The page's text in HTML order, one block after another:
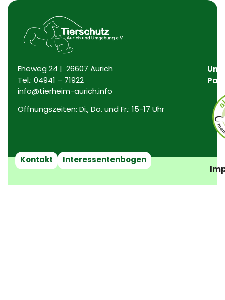
Eheweg 24 | 26607 Aurich
Tel.: 04941 – 71922
info@tierheim-aurich.info
Öffnungszeiten: Di., Do. und Fr.: 15-17 Uhr
Kontakt Interessentenbogen